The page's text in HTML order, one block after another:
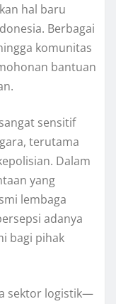
hal baru
Berbagai
komunitas
bantuan
sensitif
terutama
Dalam
yang
lembaga
adanya
bagi pihak
sektor logistik—